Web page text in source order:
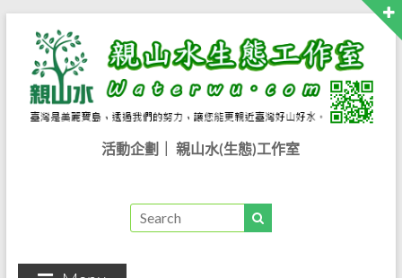
活動企劃｜ 親山水(生態)工作室